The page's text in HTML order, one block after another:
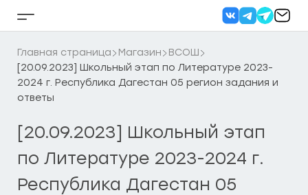
Кнопка
бокового
меню
Главная страница Магазин
ВСОШ
[20.09.2023] Школьный этап по Литературе 2023-
2024 г. Республика Дагестан 05 регион задания и
ответы
[20.09.2023] Школьный этап
по Литературе 2023-2024 г.
Республика Дагестан 05